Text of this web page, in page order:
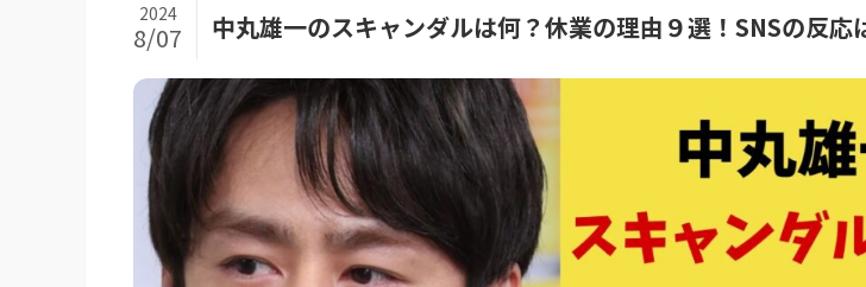
中丸雄一のスキャンダルは何？休業の理由９選！SNSの反応
2024
8/07